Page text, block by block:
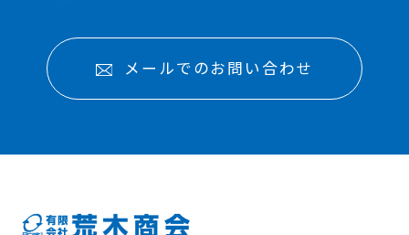
メールでのお問い合わせ